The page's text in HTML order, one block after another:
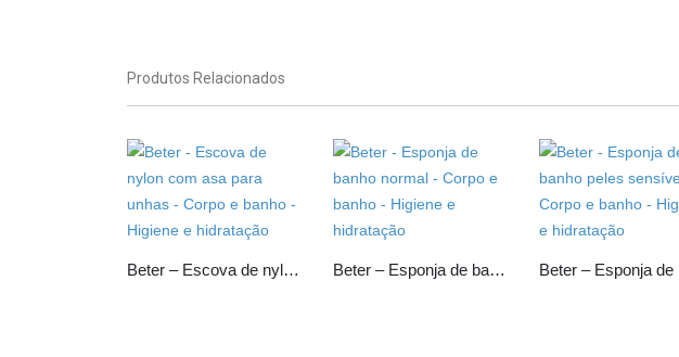
Produtos Relacionados
Beter – Escova de nylon com asa para unhas Beter – Esponja de banho normal